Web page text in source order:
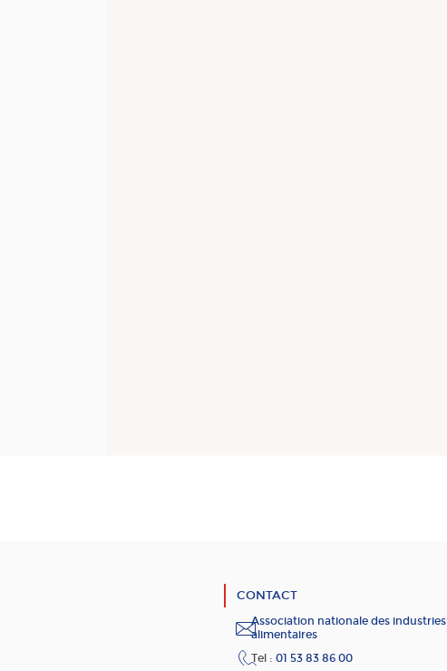
CONTACT
Association nationale des industries
alimentaires
Tel : 01 53 83 86 00